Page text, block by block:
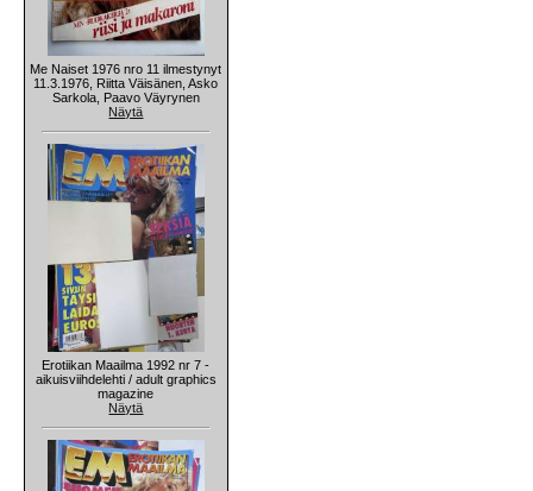
Me Naiset 1976 nro 11 ilmestynyt
11.3.1976, Riitta Väisänen, Asko
Sarkola, Paavo Väyrynen
Näytä
Erotiikan Maailma 1992 nr 7 -
aikuisviihdelehti / adult graphics
magazine
Näytä